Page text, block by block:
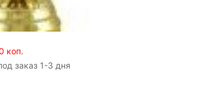
коп.
заказ 1-3 дня